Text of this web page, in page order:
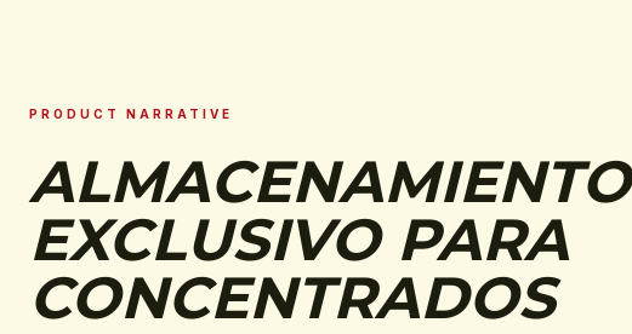
PRODUCT NARRATIVE
ALMACENAMIENTO
EXCLUSIVO PARA
CONCENTRADOS